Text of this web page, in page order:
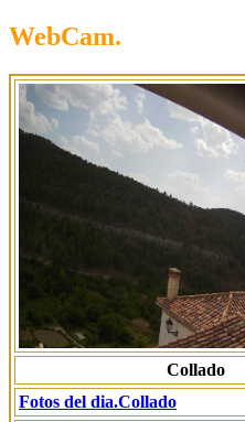
WebCam.
Collado
Fotos del dia.Collado